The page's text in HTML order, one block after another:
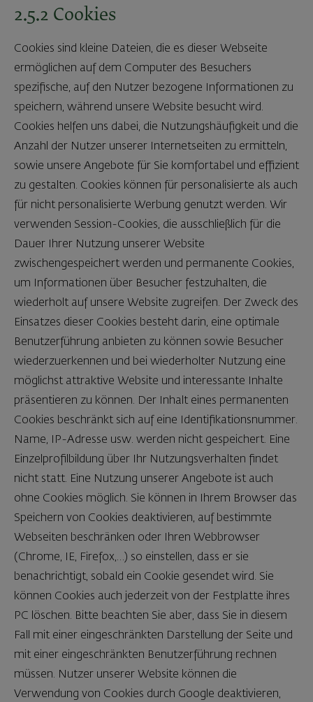
2.5.2 Cookies
Cookies sind kleine Dateien, die es dieser Webseite
ermöglichen auf dem Computer des Besuchers
spezifische, auf den Nutzer bezogene Informationen zu
speichern, während unsere Website besucht wird.
Cookies helfen uns dabei, die Nutzungshäufigkeit und die
Anzahl der Nutzer unserer Internetseiten zu ermitteln,
sowie unsere Angebote für Sie komfortabel und effizient
zu gestalten. Cookies können für personalisierte als auch
für nicht personalisierte Werbung genutzt werden. Wir
verwenden Session-Cookies, die ausschließlich für die
Dauer Ihrer Nutzung unserer Website
zwischengespeichert werden und permanente Cookies,
um Informationen über Besucher festzuhalten, die
wiederholt auf unsere Website zugreifen. Der Zweck des
Einsatzes dieser Cookies besteht darin, eine optimale
Benutzerführung anbieten zu können sowie Besucher
wiederzuerkennen und bei wiederholter Nutzung eine
möglichst attraktive Website und interessante Inhalte
präsentieren zu können. Der Inhalt eines permanenten
Cookies beschränkt sich auf eine Identifikationsnummer.
Name, IP-Adresse usw. werden nicht gespeichert. Eine
Einzelprofilbildung über Ihr Nutzungsverhalten findet
nicht statt. Eine Nutzung unserer Angebote ist auch
ohne Cookies möglich. Sie können in Ihrem Browser das
Speichern von Cookies deaktivieren, auf bestimmte
Webseiten beschränken oder Ihren Webbrowser
(Chrome, IE, Firefox,…) so einstellen, dass er sie
benachrichtigt, sobald ein Cookie gesendet wird. Sie
können Cookies auch jederzeit von der Festplatte ihres
PC löschen. Bitte beachten Sie aber, dass Sie in diesem
Fall mit einer eingeschränkten Darstellung der Seite und
mit einer eingeschränkten Benutzerführung rechnen
müssen. Nutzer unserer Website können die
Verwendung von Cookies durch Google deaktivieren,